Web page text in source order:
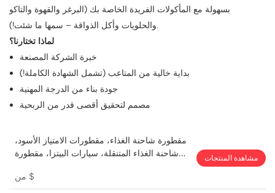
بسهولة مع المأكولات الفريدة الخاصة بك (البرغر والقهوة والتاكو
والحلويات وأكل الذواقة – سمها ما شئت!).
لماذا تختارنا؟
خبرة الشركة المصنعة
بداية خالية من المتاعب (تشمل الشهادة الكاملة!)
جودة بناء من الدرجة المهنية
مصمم لتحقيق أقصى قدر من الربحية
مقطورة شاحنة الغذاء، مقطورات الامتياز الأسود،
شاحنة الغذاء المتنقلة، سيارات البيتزا، مقطورة
$
مشاهدة المنتجات